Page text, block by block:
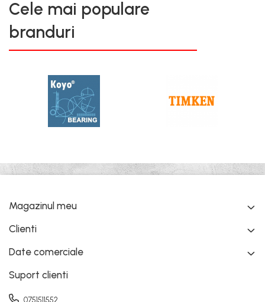
Cele mai populare
branduri
Magazinul meu
Clienti
Date comerciale
Suport clienti
0751511552